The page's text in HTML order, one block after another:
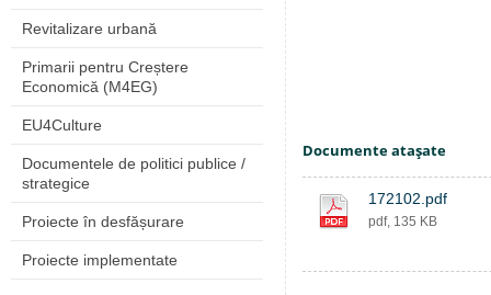
Revitalizare urbană
Primarii pentru Creștere
Economică (M4EG)
EU4Culture
Documentele de politici publice /
strategice
Proiecte în desfășurare
Proiecte implementate
Documente ataşate
172102.pdf
pdf, 135 KB